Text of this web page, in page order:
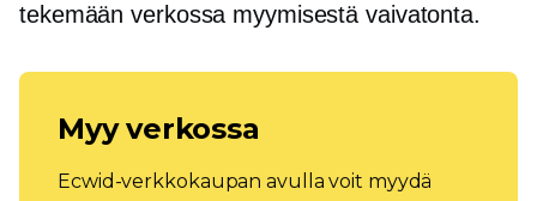
tekemään verkossa myymisestä vaivatonta.
Myy verkossa
Ecwid-verkkokaupan avulla voit myydä